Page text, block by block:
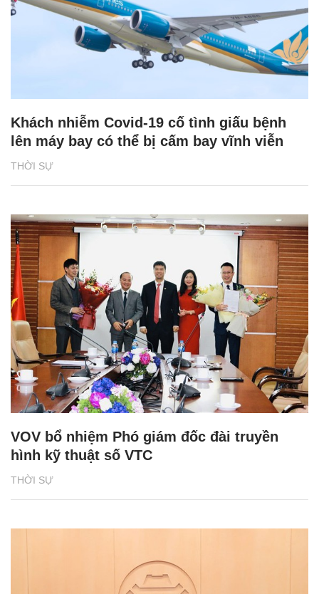
THỜI SỰ
Khách nhiễm Covid-19 cố tình giấu bệnh
lên máy bay có thể bị cấm bay vĩnh viễn
THỜI SỰ
VOV bổ nhiệm Phó giám đốc đài truyền
hình kỹ thuật số VTC